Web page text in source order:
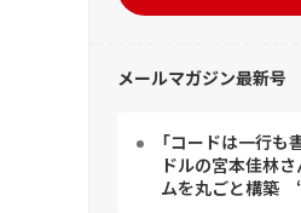
メールマガジン最新号
「コードは一行
ドルの宮本佳林さ
ムを丸ごと構築